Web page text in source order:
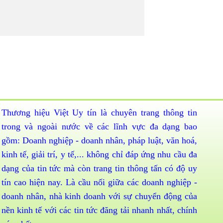
Thương hiệu Việt Uy tín là chuyên trang thông tin
trong và ngoài nước về các lĩnh vực đa dạng bao
gồm: Doanh nghiệp - doanh nhân, pháp luật, văn hoá,
kinh tế, giải trí, y tế,... không chỉ đáp ứng nhu cầu đa
dạng của tin tức mà còn trang tin thông tấn có độ uy
tín cao hiện nay. Là cầu nối giữa các doanh nghiệp -
doanh nhân, nhà kinh doanh với sự chuyển động của
nền kinh tế với các tin tức đăng tải nhanh nhất, chính